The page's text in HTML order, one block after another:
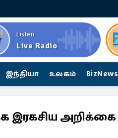
Listen
Live Radio
இந்தியா உலகம் BizNews
இரகசிய அறிக்கை